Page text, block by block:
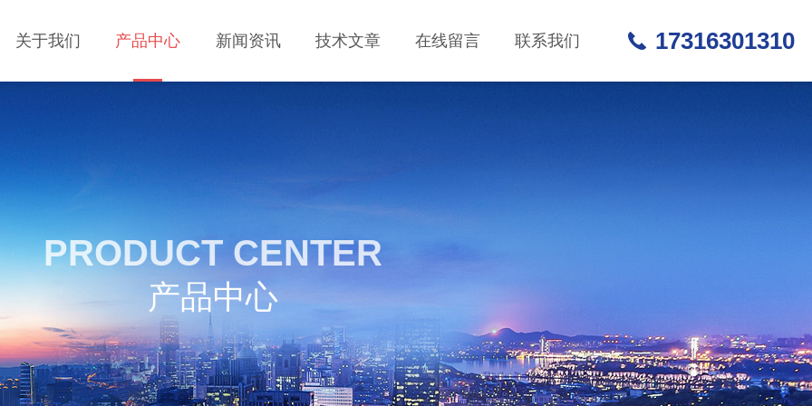
关于我们 产品中心 新闻资讯 技术文章 在线留言 联系我们 17316301310
PRODUCT CENTER
产品中心